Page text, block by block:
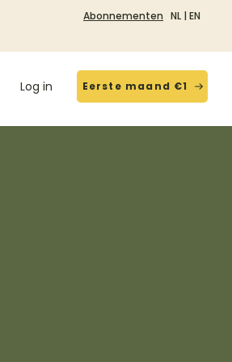
Abonnementen NL | EN
Log in Eerste maand €1